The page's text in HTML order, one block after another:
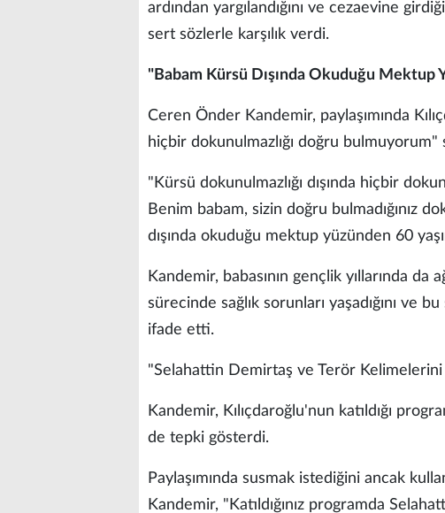
ardından yargılandığını ve cezaevine
sert sözlerle karşılık verdi.
"Babam Kürsü Dışında Okuduğu Mektup
Ceren Önder Kandemir, paylaşımında
hiçbir dokunulmazlığı doğru
"Kürsü dokunulmazlığı dışında hiçbir
Benim babam, sizin doğru bulmadığınız
dışında okuduğu mektup yüzünden 60
Kandemir, babasının gençlik yıllarında
sürecinde sağlık sorunları yaşadığını ve
ifade etti.
"Selahattin Demirtaş ve Terör Kelimelerini
Kandemir, Kılıçdaroğlu'nun katıldığı
de tepki gösterdi.
Paylaşımında susmak istediğini ancak
Kandemir, "Katıldığınız programda